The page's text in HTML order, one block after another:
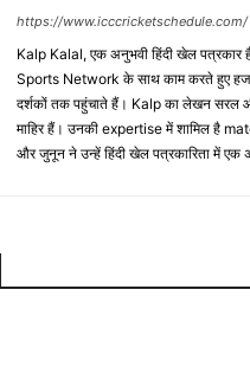
https://www.icccricketschedule.com/
Kalp Kalal, एक अनुभवी हिंदी खेल पत्रकार
Sports Network के साथ काम करते हुए
दर्शकों तक पहुंचाते हैं। Kalp का लेखन सरल
माहिर हैं। उनकी expertise में शामिल है
और जुनून ने उन्हें हिंदी खेल पत्रकारिता में एक